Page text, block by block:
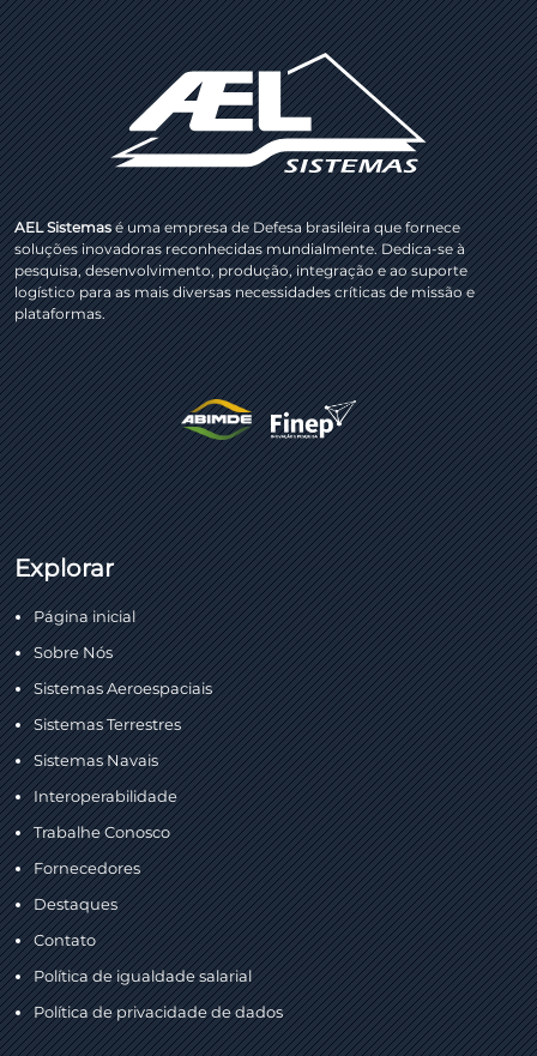
AEL Sistemasé uma empresa de Defesa brasileira que fornece
soluções inovadoras reconhecidas mundialmente. Dedica-se à
pesquisa, desenvolvimento, produção, integração e ao suporte
logístico para as mais diversas necessidades críticas de missão e
plataformas.
Explorar
Página inicial
Sobre Nós
Sistemas Aeroespaciais
Sistemas Terrestres
Sistemas Navais
Interoperabilidade
Trabalhe Conosco
Fornecedores
Destaques
Contato
Política de igualdade salarial
Política de privacidade de dados